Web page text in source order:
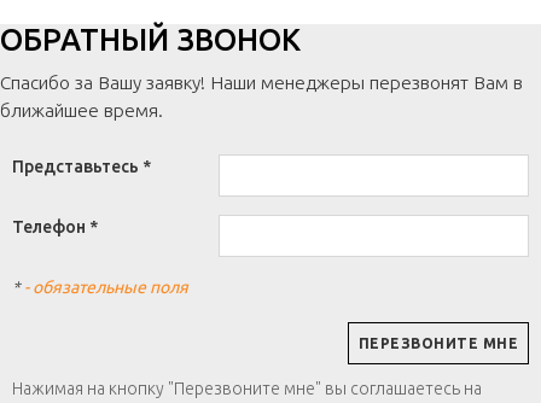
ОБРАТНЫЙ ЗВОНОК
Спасибо за Вашу заявку! Наши менеджеры перезвонят Вам в
ближайшее время.
Представьтесь *
Телефон *
*- обязательные поля
Нажимая на кнопку "Перезвоните мне" вы соглашаетесь на